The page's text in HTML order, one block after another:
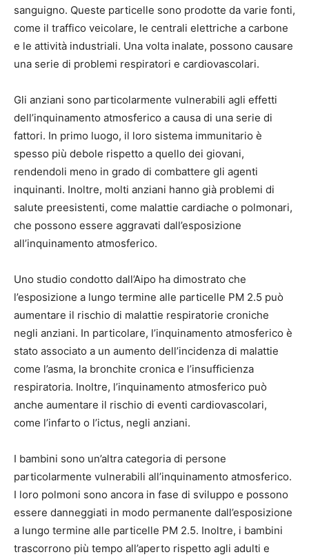
sanguigno. Queste particelle sono prodotte da varie fonti,
come il traffico veicolare, le centrali elettriche a carbone
e le attività industriali. Una volta inalate, possono causare
una serie di problemi respiratori e cardiovascolari.
Gli anziani sono particolarmente vulnerabili agli effetti
dell’inquinamento atmosferico a causa di una serie di
fattori. In primo luogo, il loro sistema immunitario è
spesso più debole rispetto a quello dei giovani,
rendendoli meno in grado di combattere gli agenti
inquinanti. Inoltre, molti anziani hanno già problemi di
salute preesistenti, come malattie cardiache o polmonari,
che possono essere aggravati dall’esposizione
all’inquinamento atmosferico.
Uno studio condotto dall’Aipo ha dimostrato che
l’esposizione a lungo termine alle particelle PM 2.5 può
aumentare il rischio di malattie respiratorie croniche
negli anziani. In particolare, l’inquinamento atmosferico è
stato associato a un aumento dell’incidenza di malattie
come l’asma, la bronchite cronica e l’insufficienza
respiratoria. Inoltre, l’inquinamento atmosferico può
anche aumentare il rischio di eventi cardiovascolari,
come l’infarto o l’ictus, negli anziani.
I bambini sono un’altra categoria di persone
particolarmente vulnerabili all’inquinamento atmosferico.
I loro polmoni sono ancora in fase di sviluppo e possono
essere danneggiati in modo permanente dall’esposizione
a lungo termine alle particelle PM 2.5. Inoltre, i bambini
trascorrono più tempo all’aperto rispetto agli adulti e